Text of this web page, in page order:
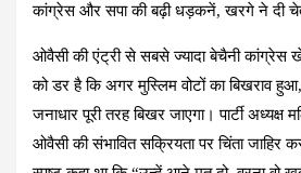
कांग्रेस और सपा की बढ़ी धड़कनें, खरगे ने दी
ओवैसी की एंट्री से सबसे ज्यादा बेचैनी कांग्रेस
को डर है कि अगर मुस्लिम वोटों का बिखराव
जनाधार पूरी तरह बिखर जाएगा। पार्टी अध्यक्ष
ओवैसी की संभावित सक्रियता पर चिंता